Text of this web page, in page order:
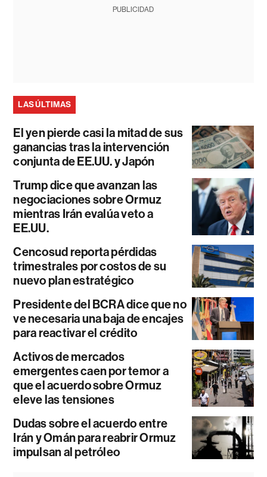
PUBLICIDAD
LAS ÚLTIMAS
El yen pierde casi la mitad de sus
ganancias tras la intervención
conjunta de EE.UU. y Japón
Trump dice que avanzan las
negociaciones sobre Ormuz
mientras Irán evalúa veto a
EE.UU.
Cencosud reporta pérdidas
trimestrales por costos de su
nuevo plan estratégico
Presidente del BCRA dice que no
ve necesaria una baja de encajes
para reactivar el crédito
Activos de mercados
emergentes caen por temor a
que el acuerdo sobre Ormuz
eleve las tensiones
Dudas sobre el acuerdo entre
Irán y Omán para reabrir Ormuz
impulsan al petróleo